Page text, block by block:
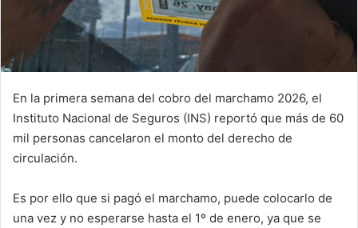
En la primera semana del cobro del marchamo 2026, el
Instituto Nacional de Seguros (INS) reportó que más de 60
mil personas cancelaron el monto del derecho de
circulación.
Es por ello que si pagó el marchamo, puede colocarlo de
una vez y no esperarse hasta el 1º de enero, ya que se